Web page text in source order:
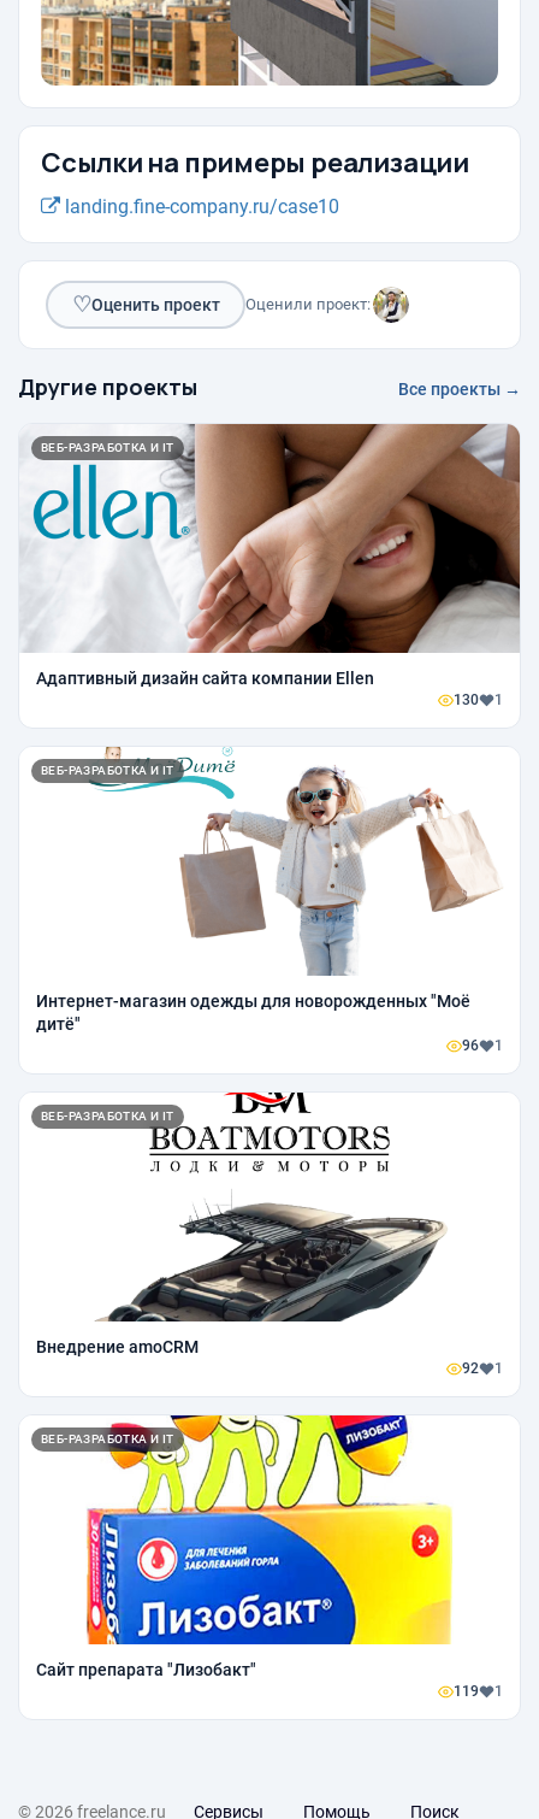
Ссылки на примеры реализации
landing.fine-company.ru/case10
♡Оценить проект Оценили проект:
Другие проекты Все проекты →
ВЕБ-РАЗРАБОТКА И IT
Адаптивный дизайн сайта компании Ellen
130 1
ВЕБ-РАЗРАБОТКА И IT
Интернет-магазин одежды для новорожденных "Моё
дитё"
96 1
ВЕБ-РАЗРАБОТКА И IT
Внедрение amoCRM
92 1
ВЕБ-РАЗРАБОТКА И IT
Сайт препарата "Лизобакт"
119 1
© 2026 freelance.ru Сервисы Помощь Поиск